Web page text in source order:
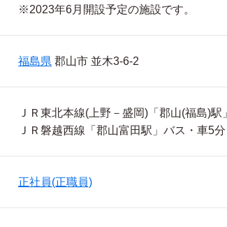
※2023年6月開設予定の施設です。
福島県 郡山市 並木3-6-2
ＪＲ東北本線(上野－盛岡)「郡山(福島)
ＪＲ磐越西線「郡山富田駅」バス・車5分
正社員(正職員)